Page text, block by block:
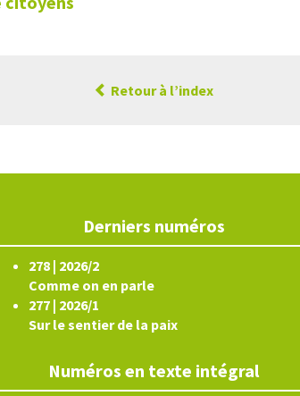
Retour à l’index
Derniers numéros
278 | 2026/2
Comme on en parle
277 | 2026/1
Sur le sentier de la paix
Numéros en texte intégral